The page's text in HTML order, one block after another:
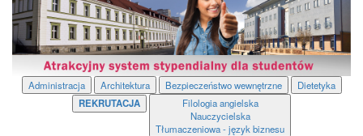
Administracja Architektura Bezpieczeństwo wewnętrzne Dietetyka
REKRUTACJA
Filologia angielska
Nauczycielska
Tłumaczeniowa - język biznesu